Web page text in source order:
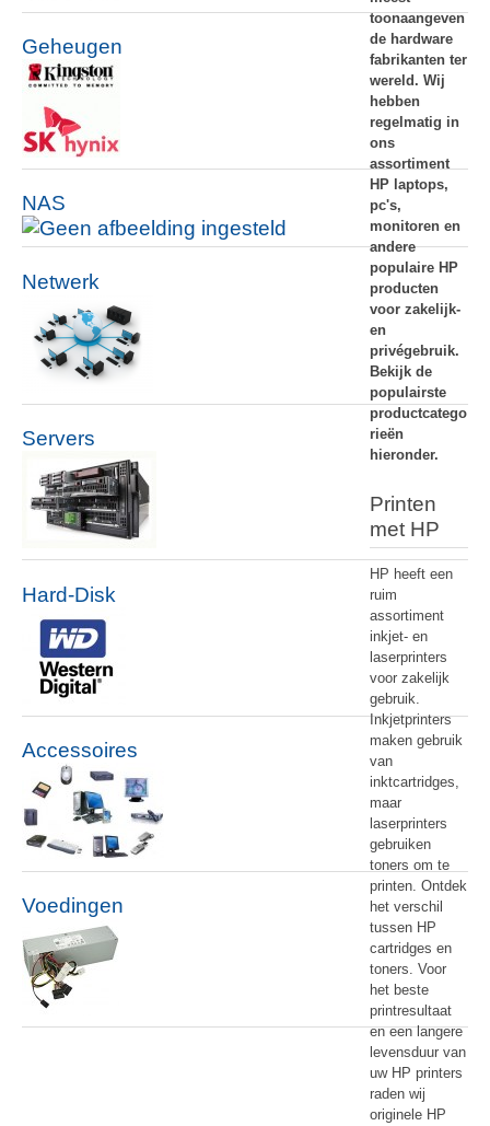
toonaangeven
de hardware
fabrikanten ter
wereld. Wij
hebben
regelmatig in
ons
assortiment
HP laptops,
pc's,
monitoren en
andere
populaire HP
producten
voor zakelijk-
en
privégebruik.
Bekijk de
populairste
productcatego
rieën
hieronder.
Printen
met HP
HP heeft een
ruim
assortiment
inkjet- en
laserprinters
voor zakelijk
gebruik.
Inkjetprinters
maken gebruik
van
inktcartridges,
maar
laserprinters
gebruiken
toners om te
printen. Ontdek
het verschil
tussen HP
cartridges en
toners. Voor
het beste
printresultaat
en een langere
levensduur van
uw HP printers
raden wij
originele HP
Geheugen
NAS
Netwerk
Servers
Hard-Disk
Accessoires
Voedingen